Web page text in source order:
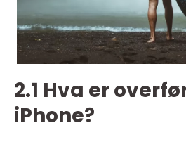
2.1 Hva er
iPhone?